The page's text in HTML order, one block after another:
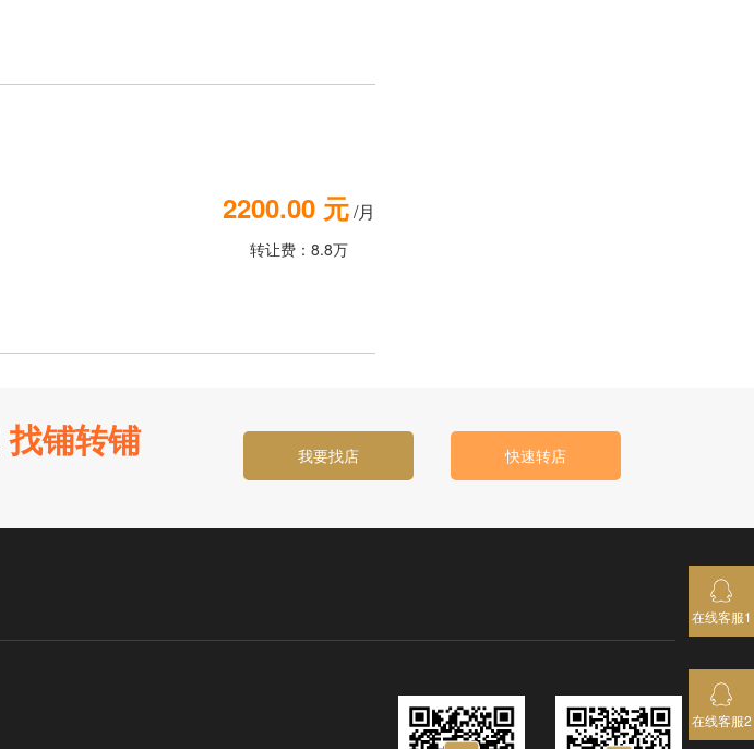
2200.00 元/月
转让费：8.8万
找铺转铺 我要找店 快速转店
在线客服1
在线客服2